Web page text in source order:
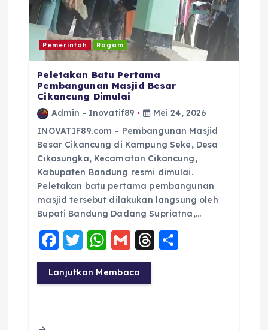
Pemerintah Ragam
Peletakan Batu Pertama
Pembangunan Masjid Besar
Cikancung Dimulai
Admin - Inovatif89
Mei 24, 2026
INOVATIF89.com – Pembangunan Masjid
Besar Cikancung di Kampung Seke, Desa
Cikasungka, Kecamatan Cikancung,
Kabupaten Bandung resmi dimulai.
Peletakan batu pertama pembangunan
masjid tersebut dilakukan langsung oleh
Bupati Bandung Dadang Supriatna,…
F
a
c
e
T
w
it
te
W
h
a
ts
G
m
ai
l
T
a re
Lanjutkan Membaca